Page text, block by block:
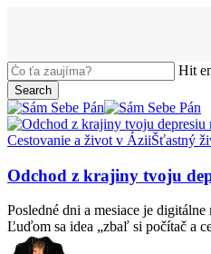
content
Hit
Search
Close
Search
search
Menu
Odchod
krajiny
tvoju
depresiu
nevyrieši
Cestovanie a život v ÁziiŠťastný
Odchod z krajiny tvoju
Posledné dni a mesiace je
Ľuďom sa idea „zbaľ si počítač a